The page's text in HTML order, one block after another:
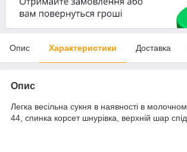
Опис Характеристики Доставка
Опис
Легка весільна сукня в наявності в
44, спинка корсет шнурівка, верхній шар